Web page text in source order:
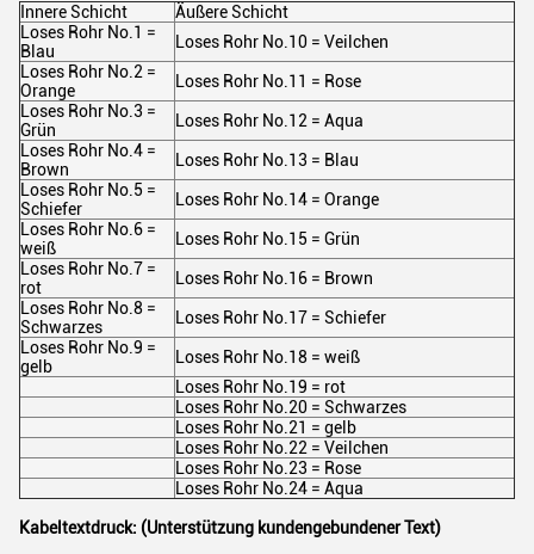
Innere Schicht
Äußere Schicht
Loses Rohr No.1 =
Blau
Loses Rohr No.10 = Veilchen
Loses Rohr No.2 =
Orange
Loses Rohr No.11 = Rose
Loses Rohr No.3 =
Grün
Loses Rohr No.12 = Aqua
Loses Rohr No.4 =
Brown
Loses Rohr No.13 = Blau
Loses Rohr No.5 =
Schiefer
Loses Rohr No.14 = Orange
Loses Rohr No.6 =
weiß
Loses Rohr No.15 = Grün
Loses Rohr No.7 =
rot
Loses Rohr No.16 = Brown
Loses Rohr No.8 =
Schwarzes
Loses Rohr No.17 = Schiefer
Loses Rohr No.9 =
gelb
Loses Rohr No.18 = weiß
Loses Rohr No.19 = rot
Loses Rohr No.20 = Schwarzes
Loses Rohr No.21 = gelb
Loses Rohr No.22 = Veilchen
Loses Rohr No.23 = Rose
Loses Rohr No.24 = Aqua
Kabeltextdruck: (Unterstützung kundengebundener Text)